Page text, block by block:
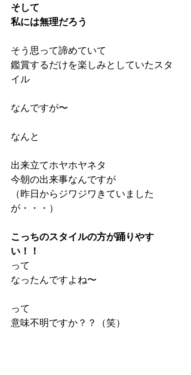
そして
私には無理だろう
そう思って諦めていて
鑑賞するだけを楽しみとしていたスタ
イル
なんですが〜
なんと
出来立てホヤホヤネタ
今朝の出来事なんですが
（昨日からジワジワきていました
が・・・）
こっちのスタイルの方が踊りやす
い！！
って
なったんですよね〜
って
意味不明ですか？？（笑）